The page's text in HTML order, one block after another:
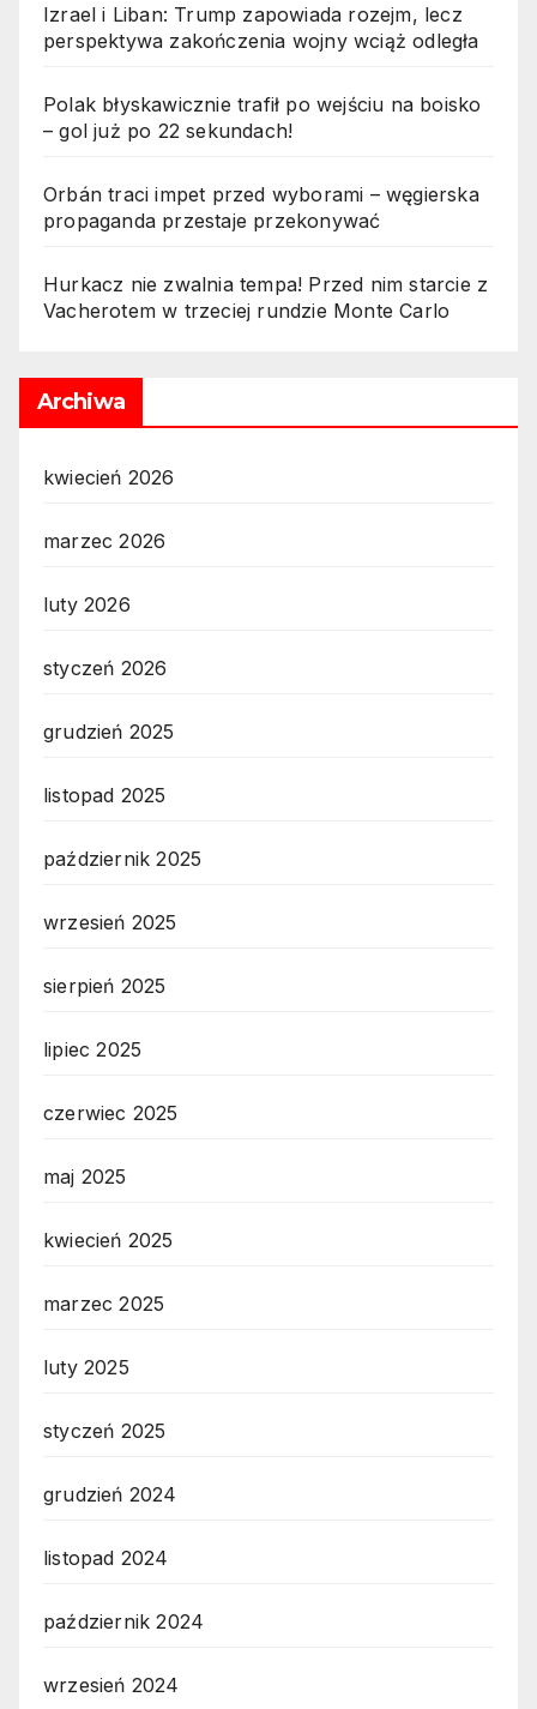
Izrael i Liban: Trump zapowiada rozejm, lecz
perspektywa zakończenia wojny wciąż odległa
Polak błyskawicznie trafił po wejściu na boisko
– gol już po 22 sekundach!
Orbán traci impet przed wyborami – węgierska
propaganda przestaje przekonywać
Hurkacz nie zwalnia tempa! Przed nim starcie z
Vacherotem w trzeciej rundzie Monte Carlo
Archiwa
kwiecień 2026
marzec 2026
luty 2026
styczeń 2026
grudzień 2025
listopad 2025
październik 2025
wrzesień 2025
sierpień 2025
lipiec 2025
czerwiec 2025
maj 2025
kwiecień 2025
marzec 2025
luty 2025
styczeń 2025
grudzień 2024
listopad 2024
październik 2024
wrzesień 2024